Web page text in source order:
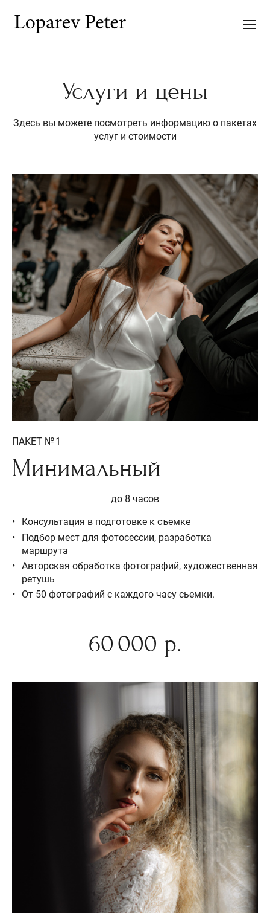
Услуги и цены
Здесь вы можете посмотреть информацию о пакетах
услуг и стоимости
ПАКЕТ № 1
Минимальный
до 8 часов
Консультация в подготовке к съемке
Подбор мест для фотосессии, разработка
маршрута
Авторская обработка фотографий, художественная
ретушь
От 50 фотографий с каждого часу сьемки.
60 000 р.